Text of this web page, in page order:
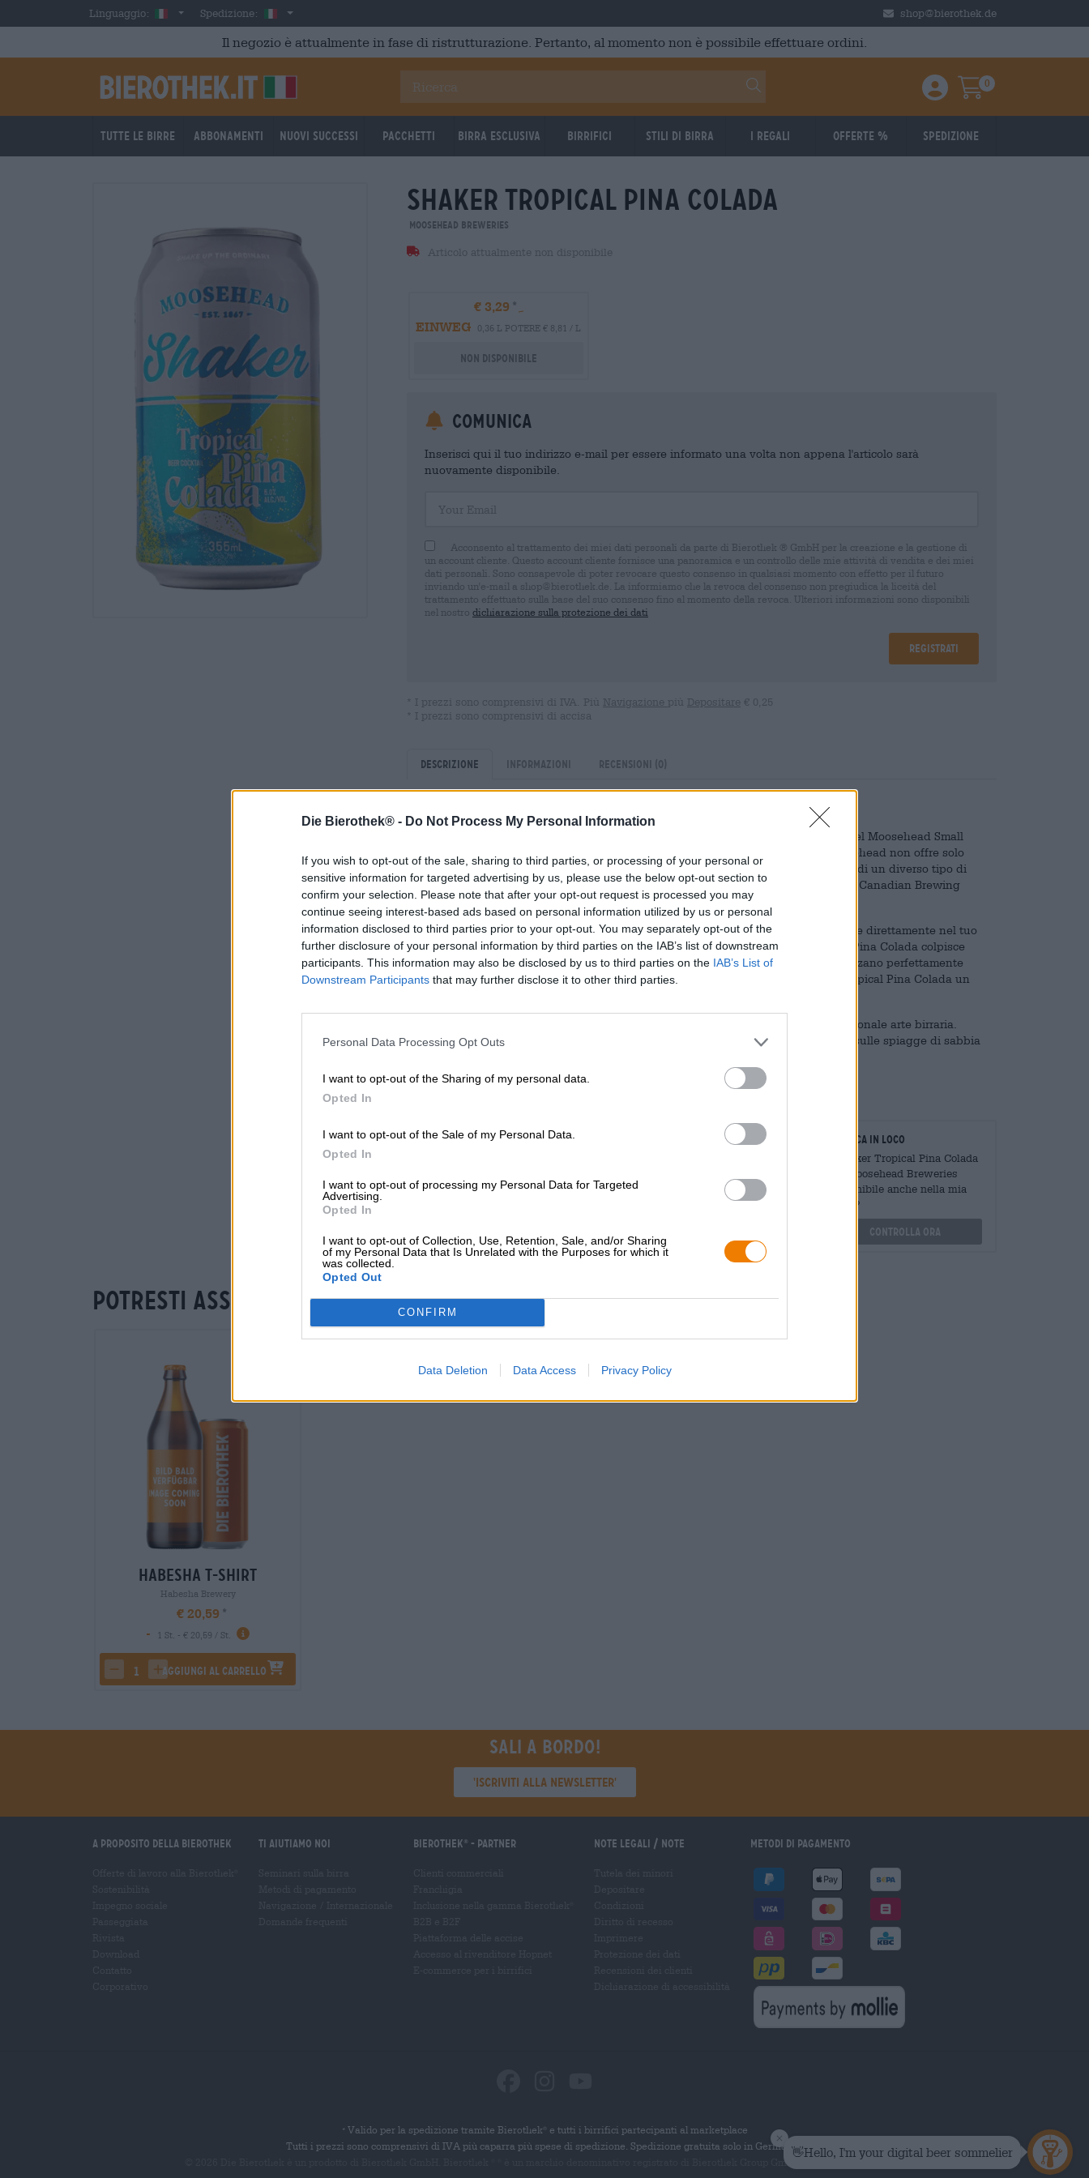
Die Bierothek® - Do Not Process My Personal Information
If you wish to opt-out of the sale, sharing to third parties, or processing of your personal or
sensitive information for targeted advertising by us, please use the below opt-out section to
confirm your selection. Please note that after your opt-out request is processed you may
continue seeing interest-based ads based on personal information utilized by us or personal
information disclosed to third parties prior to your opt-out. You may separately opt-out of the
further disclosure of your personal information by third parties on the IAB’s list of downstream
participants. This information may also be disclosed by us to third parties on the IAB’s List of
Downstream Participants that may further disclose it to other third parties.
Personal Data Processing Opt Outs
I want to opt-out of the Sharing of my personal data.
Opted In
I want to opt-out of the Sale of my Personal Data.
Opted In
I want to opt-out of processing my Personal Data for Targeted
Advertising.
Opted In
I want to opt-out of Collection, Use, Retention, Sale, and/or Sharing
of my Personal Data that Is Unrelated with the Purposes for which it
was collected.
Opted Out
CONFIRM
Data Deletion Data Access Privacy Policy
Skip to main contentLinguaggio: ItalianSpedizione: Italia shop@bierothek.de
Il negozio è attualmente in fase di ristrutturazione. Pertanto, al momento non è possibile effettuare ordini.
Einloggen / Anmelden
Warenkorb
0
Tutte le birre Abbonamenti Nuovi successi Pacchetti Birra Esclusiva Birrifici Stili di birra I regali Offerte % Spedizione
shaker tropical pina colada
Moosehead Breweries
Articolo attualmente non disponibile
€ 3,29
EINWEG
0,36 L POTERE € 8,81 / L
Non disponibile
Comunica
Inserisci qui il tuo indirizzo e-mail per essere informato una volta non appena l'articolo sarà
nuovamente disponibile.
Acconsento al trattamento dei miei dati personali da parte di Bierothek ® GmbH per la creazione e la gestione di
un account cliente. Questo account cliente fornisce una panoramica e un controllo delle mie attività di vendita e dei miei
dati personali. Sono consapevole di poter revocare questo consenso in qualsiasi momento con effetto per il futuro
inviando un'e-mail a shop@bierothek.de. La informiamo che la revoca del consenso non pregiudica la liceità del
trattamento effettuato sulla base del suo consenso fino al momento della revoca. Ulteriori informazioni sono disponibili
nel nostro dichiarazione sulla protezione dei dati
Registrati
* I prezzi sono comprensivi di IVA. Più Navigazione più Depositare € 0,25
* I prezzi sono comprensivi di accisa
Descrizione Informazioni Recensioni (0)
Lo Shaker Tropical Pina Colada si unisce alla famosa serie di cocktail alla birra del Moosehead Small
Batch Brewery ed è una vera esplosione di sapore. Il tradizionale birrificio Moosehead non offre solo
classici come la birra chiara, ma ha anche qualcosa in serbo per gli appassionati di un diverso tipo di
piacere della birra. Nel 2020, la Shaker Tropical Pina Colada è stata insignita del Canadian Brewing
Award come “miglior birra sperimentale dell'anno”.
Quando versi lo shaker Pina Colada, un intenso profumo di ananas e cocco scorre direttamente nel tuo
naso e riprende il carattere Pina Colada del cocktail di birra. Lo Shaker Tropical Pina Colada colpisce
per il suo gusto tropicale. Il dolce cocco e gli aromi fruttati dell'ananas si armonizzano perfettamente
con il gusto amaro della birra. Una piacevole carbonatazione rende lo Shaker Tropical Pina Colada un
Lo Shaker Tropical Pina Colada unisce la dolcezza dei Mari del Sud con la tradizionale arte birraria.
Questo crea un'esperienza di gusto inconfondibile che ti trasporta direttamente sulle spiagge di sabbia
CONSULENZA GRATUITA SULLA
Siamo qui per te.
commercianti o ristoratori
grosshandel@bierothek.de
Verifica in loco
È Shaker Tropical Pina Colada
Da Moosehead Breweries
Disponibile anche nella mia
filiale?
Controlla ora
Potresti assaggiare anche quello
Habesha T-Shirt
Habesha Brewery
€ 20,59
-
1 St. - € 20,59 / St.
decrease quantity
increase quantity
Aggiungi al carrello
Sali a bordo!
'Iscriviti alla newsletter'
A proposito della Bierothek Ti aiutiamo noi Bierothek - Partner Note legali / Note Metodi di pagamento
* Valido per la spedizione tramite Bierothek
e tutti i birrifici partecipanti al marketplace
Tutti i prezzi sono comprensivi di IVA più caparra più spese di spedizione. Spedizione gratuita solo in Germania.
marchio denominativo registrato di Bierothek Group GmbH. Tutti i diritti riservati.